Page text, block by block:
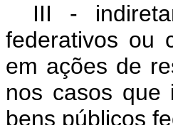
III -
federativos ou
em ações de
nos casos que
bens públicos